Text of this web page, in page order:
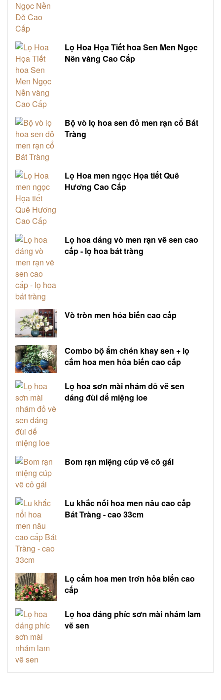
Lọ Hoa Họa Tiết hoa Sen Men Ngọc
Nền vàng Cao Cấp
Bộ vò lọ hoa sen đỏ men rạn cổ Bát
Tràng
Lọ Hoa men ngọc Họa tiết Quê
Hương Cao Cấp
Lọ hoa dáng vò men rạn vẽ sen cao
cấp - lọ hoa bát tràng
Vò tròn men hỏa biến cao cấp
Combo bộ ấm chén khay sen + lọ
cắm hoa men hỏa biến cao cấp
Lọ hoa sơn mài nhám đỏ vẽ sen
dáng đùi dế miệng loe
Bom rạn miệng cúp vẽ cô gái
Lu khắc nổi hoa men nâu cao cấp
Bát Tràng - cao 33cm
Lọ cắm hoa men trơn hỏa biến cao
cấp
Lọ hoa dáng phíc sơn mài nhám lam
vẽ sen